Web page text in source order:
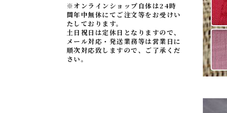
※オンラインショップ自体は24時
間年中無休にてご注文等をお受けい
たしております。
土日祝日は定休日となりますので、
メール対応・発送業務等は営業日に
順次対応致しますので、ご了承くだ
さい。